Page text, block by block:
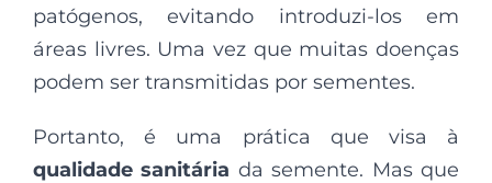
patógenos, evitando introduzi-los em
áreas livres. Uma vez que muitas doenças
podem ser transmitidas por sementes.
Portanto, é uma prática que visa à
qualidade sanitária da semente. Mas que